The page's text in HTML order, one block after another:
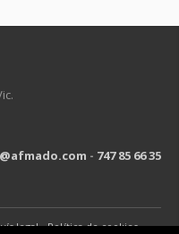
- 747 85 66 35
legal-Política de cookies-